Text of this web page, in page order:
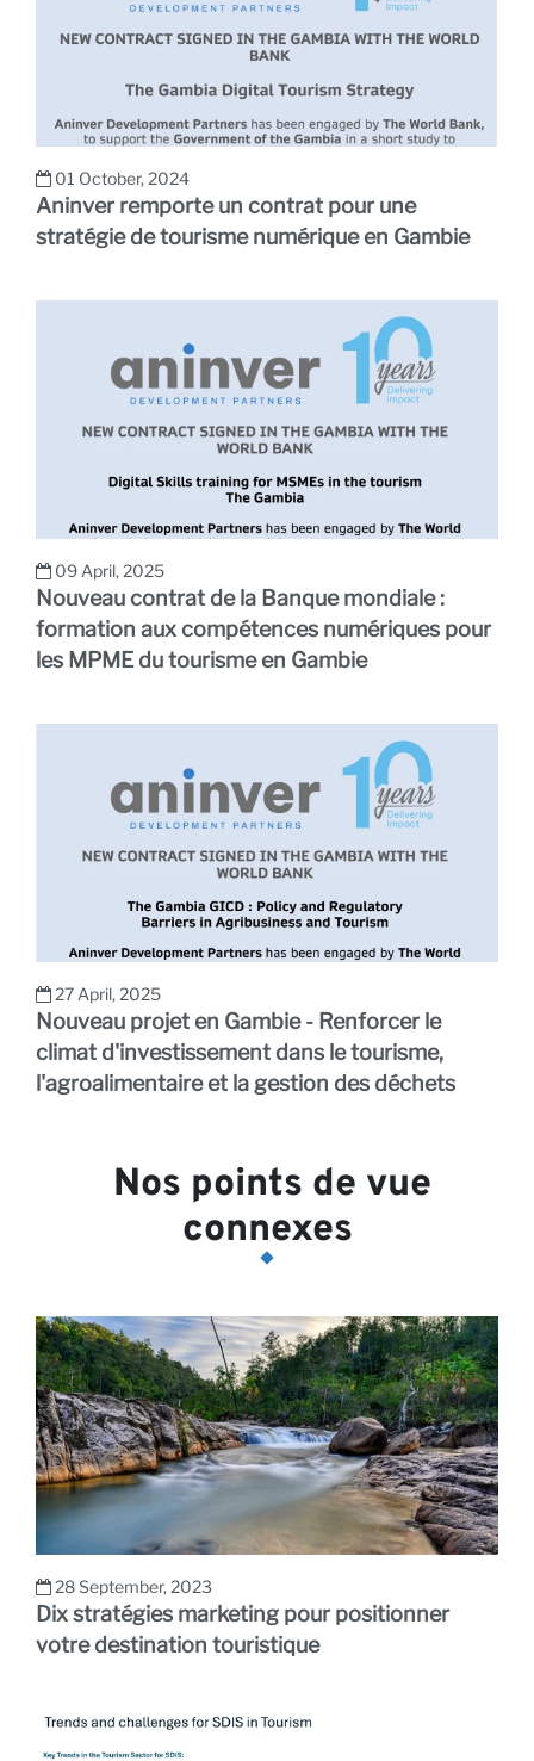
01 October, 2024
Aninver remporte un contrat pour une
stratégie de tourisme numérique en Gambie
09 April, 2025
Nouveau contrat de la Banque mondiale :
formation aux compétences numériques pour
les MPME du tourisme en Gambie
27 April, 2025
Nouveau projet en Gambie - Renforcer le
climat d'investissement dans le tourisme,
l'agroalimentaire et la gestion des déchets
Nos points de vue
connexes
28 September, 2023
Dix stratégies marketing pour positionner
votre destination touristique